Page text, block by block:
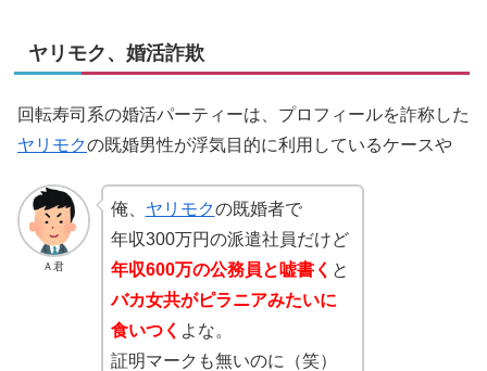
ヤリモク、婚活詐欺
回転寿司系の婚活パーティーは、プロフィールを詐称した
ヤリモクの既婚男性が浮気目的に利用しているケースや
Ａ君
俺、 ヤリモクの既婚者で
年収300万円の派遣社員だけど
年収600万の公務員と嘘書く と
バカ女共がピラニアみたいに
食いつく よな。
証明マークも無いのに（笑）